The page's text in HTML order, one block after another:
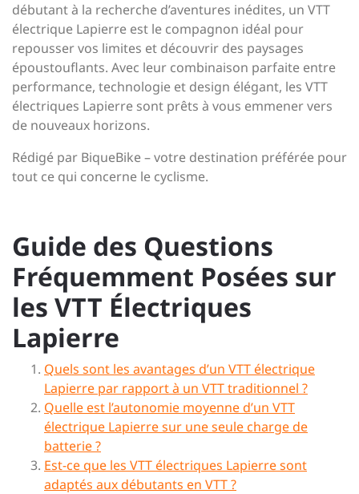
débutant à la recherche d’aventures inédites, un VTT
électrique Lapierre est le compagnon idéal pour
repousser vos limites et découvrir des paysages
époustouflants. Avec leur combinaison parfaite entre
performance, technologie et design élégant, les VTT
électriques Lapierre sont prêts à vous emmener vers
de nouveaux horizons.
Rédigé par BiqueBike – votre destination préférée pour
tout ce qui concerne le cyclisme.
Guide des Questions
Fréquemment Posées sur
les VTT Électriques
Lapierre
Quels sont les avantages d’un VTT électrique
Lapierre par rapport à un VTT traditionnel ?
Quelle est l’autonomie moyenne d’un VTT
électrique Lapierre sur une seule charge de
batterie ?
Est-ce que les VTT électriques Lapierre sont
adaptés aux débutants en VTT ?